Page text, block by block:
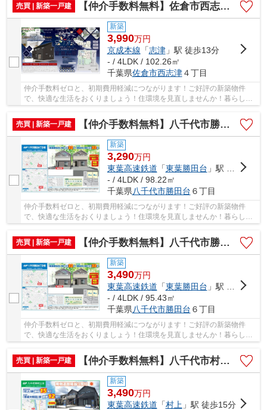
売買 | 新築一戸建
【仲介手数料無料】佐倉市西志津 新築戸建て
新築
3,990万円
京成本線 「志津」駅 徒歩13分
- / 4LDK / 102.26㎡
千葉県佐倉市西志津４丁目
仲介手数料ゼロと、初期費用軽減につながります！ご好評の新築物件
で、快適な生活をおくりましょう！住環境を見直しませんか！暮らしの
売買 | 新築一戸建
【仲介手数料無料】八千代市勝田台 新築戸建て
新築
3,290万円
東葉高速鉄道 「東葉勝田台 」駅 徒歩22分
- / 4LDK / 98.22㎡
千葉県八千代市勝田台 ６丁目
仲介手数料ゼロと、初期費用軽減につながります！ご好評の新築物件
で、快適な生活をおくりましょう！住環境を見直しませんか！暮らしの
売買 | 新築一戸建
【仲介手数料無料】八千代市勝田台 新築戸建て
新築
3,490万円
東葉高速鉄道 「東葉勝田台 」駅 徒歩22分
- / 4LDK / 95.43㎡
千葉県八千代市勝田台 ６丁目
仲介手数料ゼロと、初期費用軽減につながります！ご好評の新築物件
で、快適な生活をおくりましょう！住環境を見直しませんか！暮らしの
売買 | 新築一戸建
【仲介手数料無料】八千代市村上 新築戸建て
新築
3,490万円
東葉高速鉄道 「村上 」駅 徒歩15分